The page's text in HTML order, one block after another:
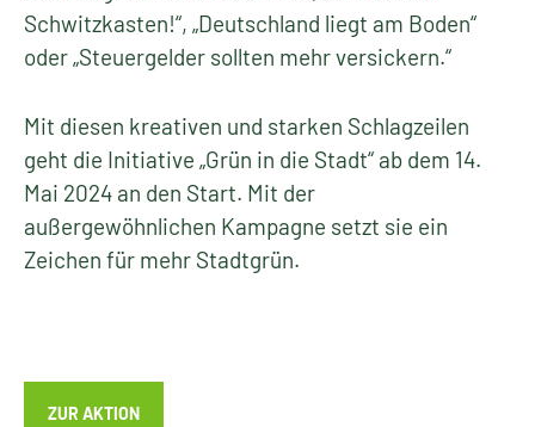
Schwitzkasten!“, „Deutschland liegt am Boden“
oder „Steuergelder sollten mehr versickern.“
Mit diesen kreativen und starken Schlagzeilen
geht die Initiative „Grün in die Stadt“ ab dem 14.
Mai 2024 an den Start. Mit der
außergewöhnlichen Kampagne setzt sie ein
Zeichen für mehr Stadtgrün.
ZUR AKTION